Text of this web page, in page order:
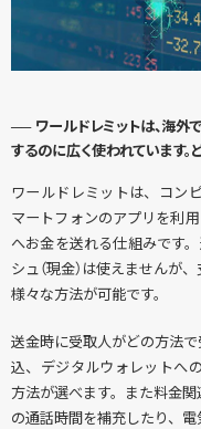
── ワールドレミットは、海
するのに広く使われています。
ワールドレミットは、コン
マートフォンのアプリを利
へお金を送れる仕組みです
シュ（現金）は使えませんが
様々な方法が可能です。
送金時に受取人がどの方法
込、デジタルウォレットへ
方法が選べます。また料金
の通話時間を補充したり、